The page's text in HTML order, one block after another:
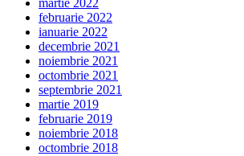
februarie 2022
ianuarie 2022
decembrie 2021
noiembrie 2021
octombrie 2021
septembrie 2021
martie 2019
februarie 2019
noiembrie 2018
octombrie 2018